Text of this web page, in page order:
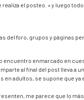
el posteo. » y luego
del foro, grupos y páginas
encuentro enmarcado en
al final del post lleva a
adultos, se supone que ya
me parece que lo